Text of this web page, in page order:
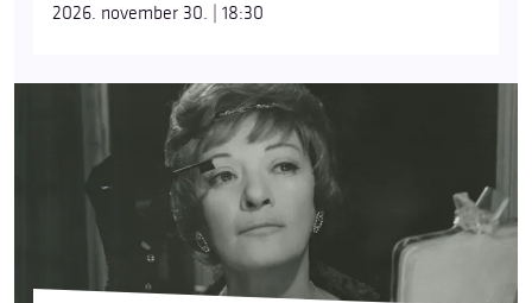
2026. november 30. | 18:30